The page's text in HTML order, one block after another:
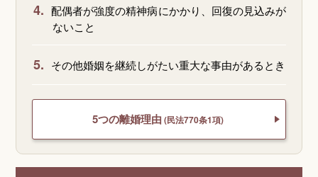
4. 配偶者が強度の精神病にかかり、回復の見込みが
ないこと
5. その他婚姻を継続しがたい重大な事由があるとき
5つの離婚理由 (民法770条1項)